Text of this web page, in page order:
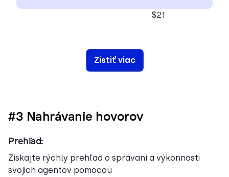
$21
Zistiť viac
#3 Nahrávanie hovorov
Prehľad:
Získajte rýchly prehľad o správaní a výkonnosti
svojich agentov pomocou